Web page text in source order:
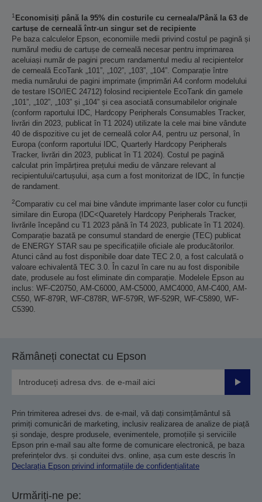
1 Economisiți până la 95% din costurile cu cerneala/Până la 63 de
cartușe de cerneală într-un singur set de recipiente
Pe baza calculelor Epson, economiile medii privind costul pe pagină și
numărul mediu de cartușe de cerneală necesar pentru imprimarea
aceluiași număr de pagini precum randamentul mediu al recipientelor
de cerneală EcoTank „101”, „102”, „103”, „104”. Comparație între
media numărului de pagini imprimate (imprimări A4 conform modelului
de testare ISO/IEC 24712) folosind recipientele EcoTank din gamele
„101”, „102”, „103” și „104” și cea asociată consumabilelor originale
(conform raportului IDC, Hardcopy Peripherals Consumables Tracker,
livrări din 2023, publicat în T1 2024) utilizate la cele mai bine vândute
40 de dispozitive cu jet de cerneală color A4, pentru uz personal, în
Europa (conform raportului IDC, Quarterly Hardcopy Peripherals
Tracker, livrări din 2023, publicat în T1 2024). Costul pe pagină
calculat prin împărțirea prețului mediu de vânzare relevant al
recipientului/cartușului, așa cum a fost monitorizat de IDC, în funcție
de randament.
2Comparativ cu cel mai bine vândute imprimante laser color cu funcții
similare din Europa (IDC<Quaretely Hardcopy Peripherals Tracker,
livrările începând cu T1 2023 până în T4 2023, publicate în T1 2024).
Comparație bazată pe consumul standard de energie (TEC) publicat
de ENERGY STAR sau pe specificațiile oficiale ale producătorilor.
Atunci când au fost disponibile doar date TEC 2.0, a fost calculată o
valoare echivalentă TEC 3.0. În cazul în care nu au fost disponibile
date, produsele au fost eliminate din comparație. Modelele Epson au
inclus: WF-C20750, AM-C6000, AM-C5000, AMC4000, AM-C400, AM-
C550, WF-879R, WF-C878R, WF-579R, WF-529R, WF-C5890, WF-
C5390.
Rămâneți conectat cu Epson
Prin trimiterea adresei dvs. de e-mail, vă dați consimțământul să
primiți comunicări de marketing, inclusiv realizarea de analize de piață
și sondaje, despre produsele, evenimentele, promoțiile și serviciile
Epson prin e-mail sau alte forme de comunicare electronică, pe baza
preferințelor dvs. și conduitei dvs. online, așa cum este descris în
Declarația Epson privind informațiile de confidențialitate
Urmăriți-ne pe: